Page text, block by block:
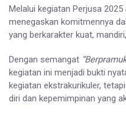
Melalui kegiatan Perjusa
menegaskan komitmennya
yang berkarakter kuat,
Dengan semangat
kegiatan ini menjadi bukti
kegiatan ekstrakurikuler,
diri dan kepemimpinan yang